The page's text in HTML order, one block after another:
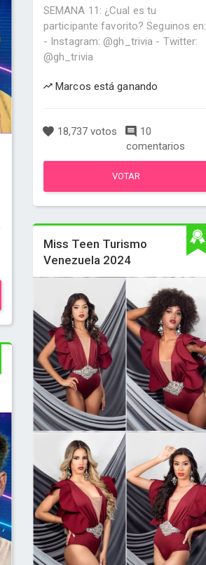
SEMANA 11: ¿Cual es tu
participante favorito? Seguinos en:
- Instagram: @gh_trivia - Twitter:
@gh_trivia
Marcos está ganando
18,737 votos
10
comentarios
VOTAR
Miss Teen Turismo
Venezuela 2024